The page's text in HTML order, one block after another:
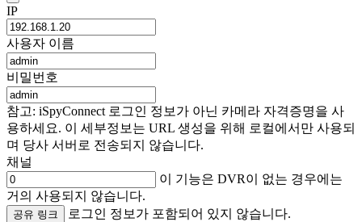
IP
사용자 이름
비밀번호
참고: iSpyConnect 로그인 정보가 아닌 카메라 자격증명을 사
용하세요. 이 세부정보는 URL 생성을 위해 로컬에서만 사용되
며 당사 서버로 전송되지 않습니다.
채널
이 기능은 DVR이 없는 경우에는
거의 사용되지 않습니다.
공유 링크 로그인 정보가 포함되어 있지 않습니다.